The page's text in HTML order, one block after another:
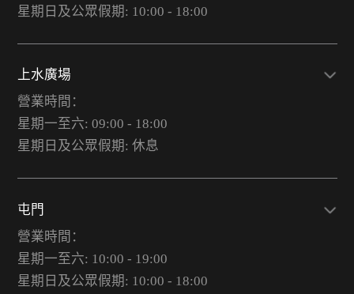
星期日及公眾假期: 10:00 - 18:00
上水廣場
營業時間：
星期一至六: 09:00 - 18:00
星期日及公眾假期: 休息
屯門
營業時間：
星期一至六: 10:00 - 19:00
星期日及公眾假期: 10:00 - 18:00